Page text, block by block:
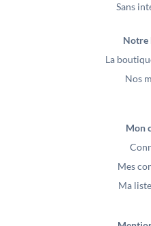
Sans
Notre
La
Nos
Mon
Mes
Ma